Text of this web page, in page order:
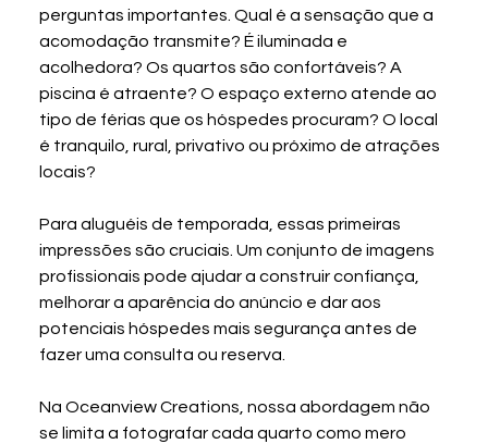
perguntas importantes. Qual é a sensação que a
acomodação transmite? É iluminada e
acolhedora? Os quartos são confortáveis? A
piscina é atraente? O espaço externo atende ao
tipo de férias que os hóspedes procuram? O local
é tranquilo, rural, privativo ou próximo de atrações
locais?
Para aluguéis de temporada, essas primeiras
impressões são cruciais. Um conjunto de imagens
profissionais pode ajudar a construir confiança,
melhorar a aparência do anúncio e dar aos
potenciais hóspedes mais segurança antes de
fazer uma consulta ou reserva.
Na Oceanview Creations, nossa abordagem não
se limita a fotografar cada quarto como mero